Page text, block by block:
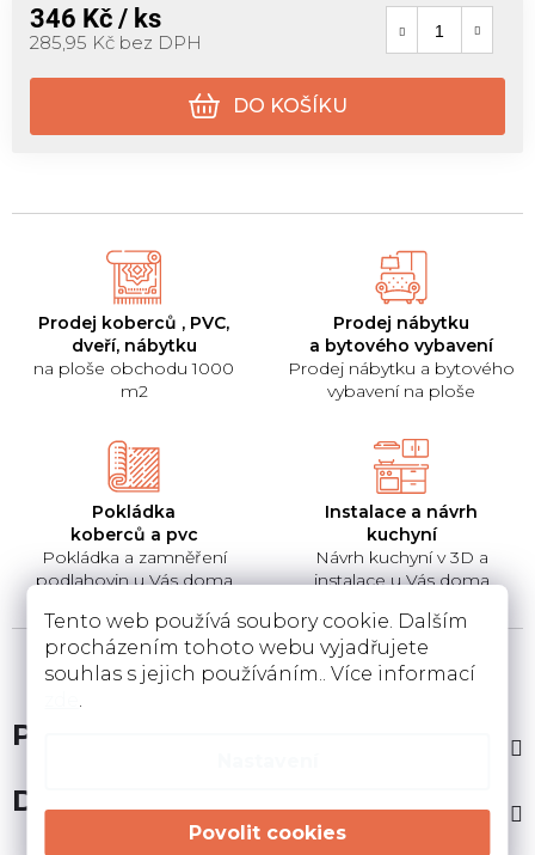
Tento web používá soubory cookie. Dalším
procházením tohoto webu vyjadřujete
souhlas s jejich používáním.. Více informací
.
346 Kč / ks
285,95 Kč bez DPH
DO KOŠÍKU
Prodej koberců , PVC,
dveří, nábytku
na ploše obchodu 1000
m2
Prodej nábytku
a bytového vybavení
Prodej nábytku a bytového
vybavení na ploše
Pokládka
koberců a pvc
Pokládka a zamněření
podlahovin u Vás doma
Instalace a návrh
kuchyní
Návrh kuchyní v 3D a
instalace u Vás doma
Popis
Diskuze